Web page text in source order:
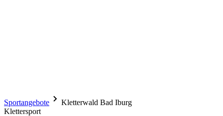
Sportangebote
Kletterwald Bad Iburg
Klettersport